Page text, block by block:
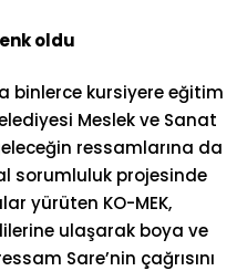
oldu
binlerce kursiyere eğitim
Meslek ve Sanat
ressamlarına da
sorumluluk projesinde
yürüten KO-MEK,
ulaşarak boya ve
Sare’nin çağrısını